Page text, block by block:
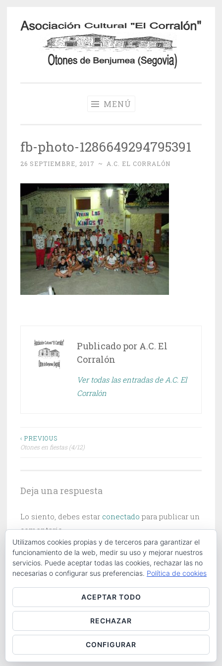
Saltar
contenido
MENÚ
fb-photo-1286649294795391
26 SEPTIEMBRE, 2017 ~ A.C. EL CORRALÓN
Publicado por A.C. El
Corralón
Ver todas las entradas de A.C. El
Corralón
Navegación
‹ PREVIOUS
Otones en fiestas (4/12)
Deja una respuesta
Lo siento, debes estar conectado para publicar un
comentario.
CONTACT |COOKIES POLICY
Utilizamos cookies propias y de terceros para garantizar el
funcionamiento de la web, medir su uso y mejorar nuestros
servicios. Puede aceptar todas las cookies, rechazar las no
necesarias o configurar sus preferencias. Política de cookies
ACEPTAR TODO
RECHAZAR
CONFIGURAR